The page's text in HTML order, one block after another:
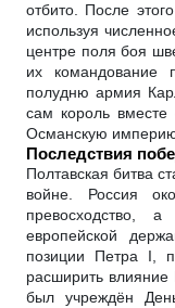
отбито. После
используя
центре поля боя
их командование
полудню армия
сам король
Османскую
Последствия
Полтавская битва
войне. Россия
превосходство,
европейской
позиции Петра I,
расширить влияние
был учреждён